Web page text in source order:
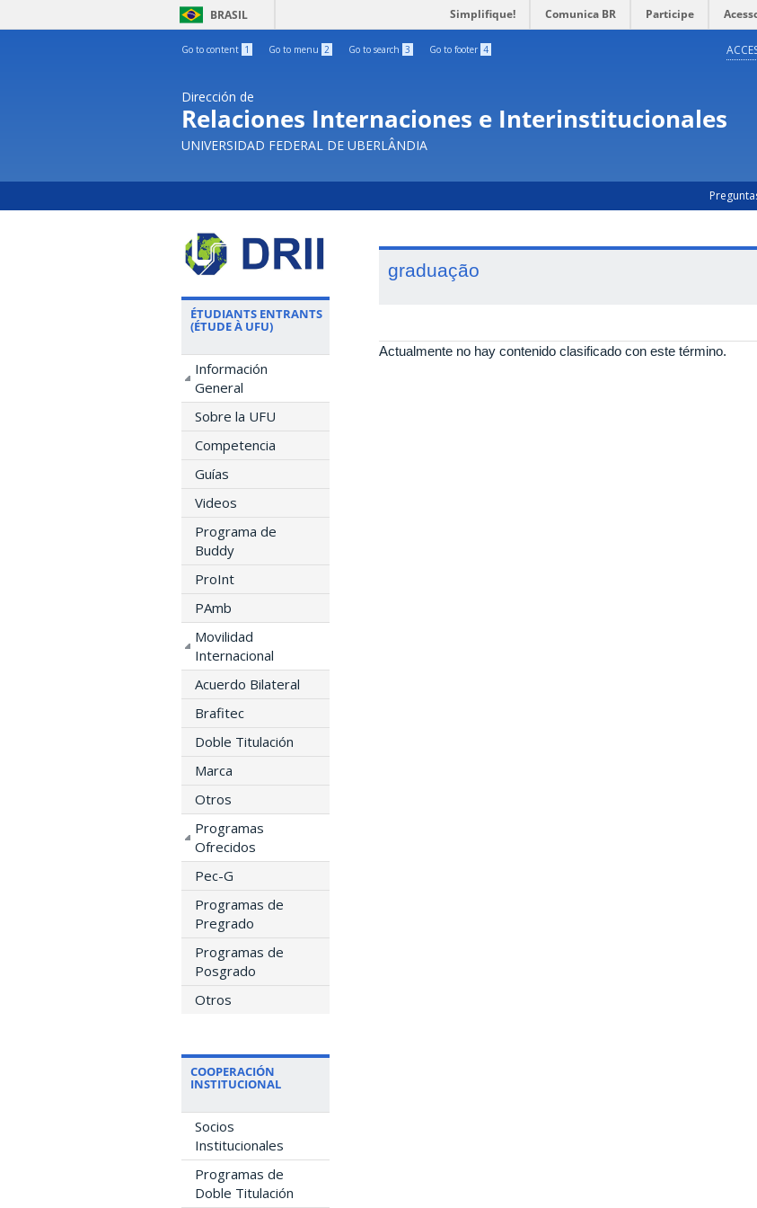
BRASIL Simplifique! Comunica BR Participe
Go to content 1 Go to menu 2 Go to search 3 Go to footer 4
Dirección de
Relaciones Internaciones e Interinstitucionales
UNIVERSIDAD FEDERAL DE UBERLÂNDIA
ÉTUDIANTS ENTRANTS
(ÉTUDE À UFU)
Información
General
Sobre la UFU
Competencia
Guías
Videos
Programa de
Buddy
ProInt
PAmb
Movilidad
Internacional
Acuerdo Bilateral
Brafitec
Doble Titulación
Marca
Otros
Programas
Ofrecidos
Pec-G
Programas de
Pregrado
Programas de
Posgrado
Otros
COOPERACIÓN
INSTITUCIONAL
Socios
Institucionales
Programas de
Doble Titulación
graduação
Actualmente no hay contenido clasificado con este término.